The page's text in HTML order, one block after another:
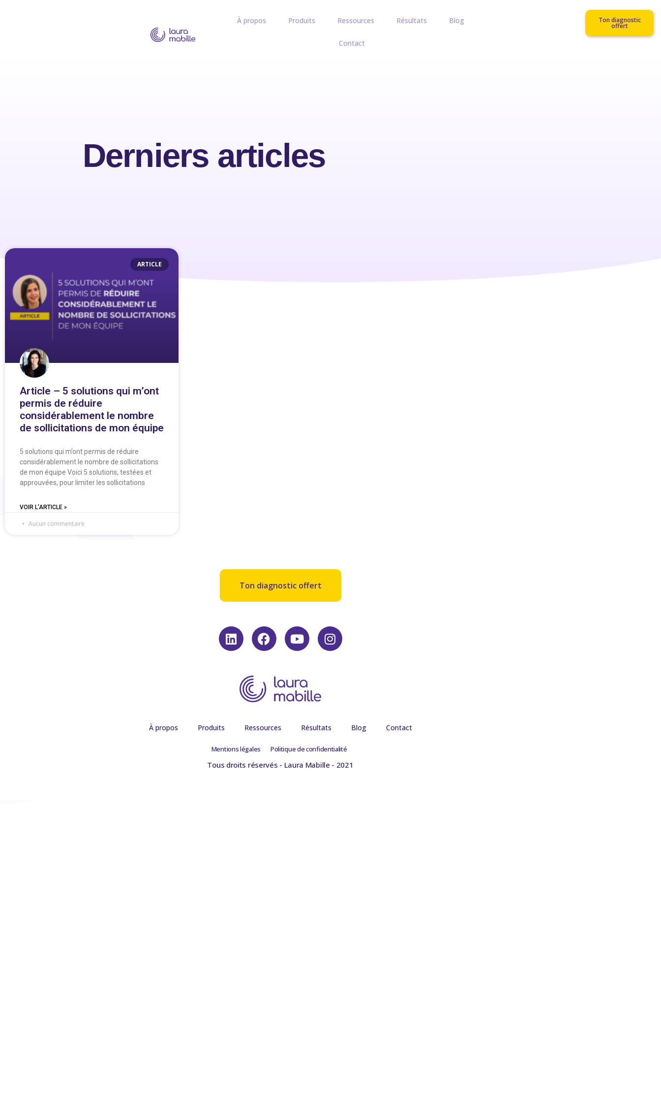
À propos Produits Ressources Résultats Blog
Contact
Ton diagnostic
offert
Derniers articles
ARTICLE
Article – 5 solutions qui m’ont
permis de réduire
considérablement le nombre
de sollicitations de mon équipe
5 solutions qui m’ont permis de réduire
considérablement le nombre de sollicitations
de mon équipe Voici 5 solutions, testées et
approuvées, pour limiter les sollicitations
VOIR L'ARTICLE »
Aucun commentaire
Ton diagnostic offert
À propos Produits Ressources Résultats Blog Contact
Mentions légales Politique de confidentialité
Tous droits réservés - Laura Mabille - 2021